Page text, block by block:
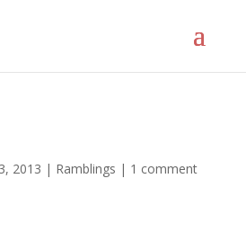
2013 | Ramblings | 1 comment